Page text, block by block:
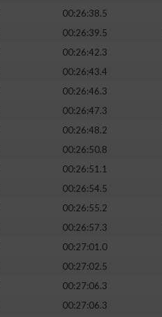
00:26:38.5
00:26:39.5
00:26:42.3
00:26:43.4
00:26:46.3
00:26:47.3
00:26:48.2
00:26:50.8
00:26:51.1
00:26:54.5
00:26:55.2
00:26:57.3
00:27:01.0
00:27:02.5
00:27:06.3
00:27:06.3